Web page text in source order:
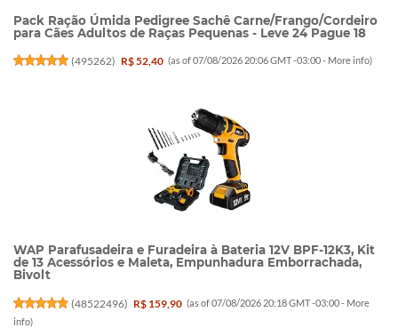
Pack Ração Úmida Pedigree Sachê Carne/Frango/Cordeiro
para Cães Adultos de Raças Pequenas - Leve 24 Pague 18
(495262) R$ 52,40 (as of 07/08/2026 20:06 GMT -03:00 - More info)
WAP Parafusadeira e Furadeira à Bateria 12V BPF-12K3, Kit
de 13 Acessórios e Maleta, Empunhadura Emborrachada,
Bivolt
(48522496) R$ 159,90 (as of 07/08/2026 20:18 GMT -03:00 - More
info)